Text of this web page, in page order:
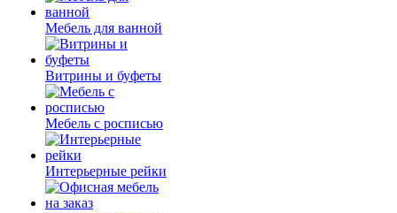
Мебель для ванной
Витрины и буфеты
Мебель с росписью
Интерьерные рейки